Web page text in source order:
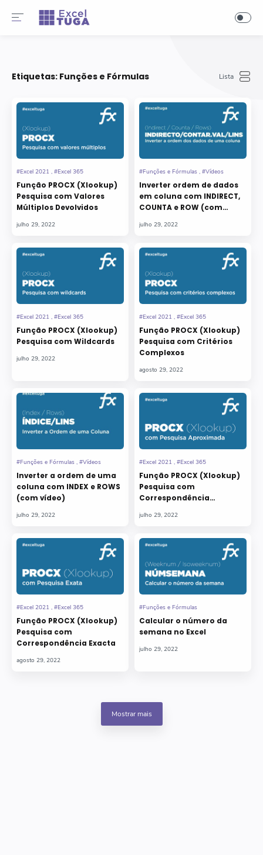
Etiquetas: Funções e Fórmulas
Função PROCX (Xlookup)
Pesquisa com Valores
Múltiplos Devolvidos
Inverter ordem de dados
em coluna com INDIRECT,
COUNTA e ROW (com
Função PROCX (Xlookup)
Pesquisa com Wildcards
Função PROCX (Xlookup)
Pesquisa com Critérios
Complexos
Inverter a ordem de uma
coluna com INDEX e ROWS
(com vídeo)
Função PROCX (Xlookup)
Pesquisa com
Correspondência
Função PROCX (Xlookup)
Pesquisa com
Correspondência Exacta
Calcular o número da
semana no Excel
Mostrar mais